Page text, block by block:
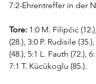
7:2-Ehrentreffer in der
Tore: 1:0 M. Filipčić
(28.), 3:0 P. Rudisile
(48.), 5:1 L. Fauth (72.),
7:1 T. Kücükoglu (85.).